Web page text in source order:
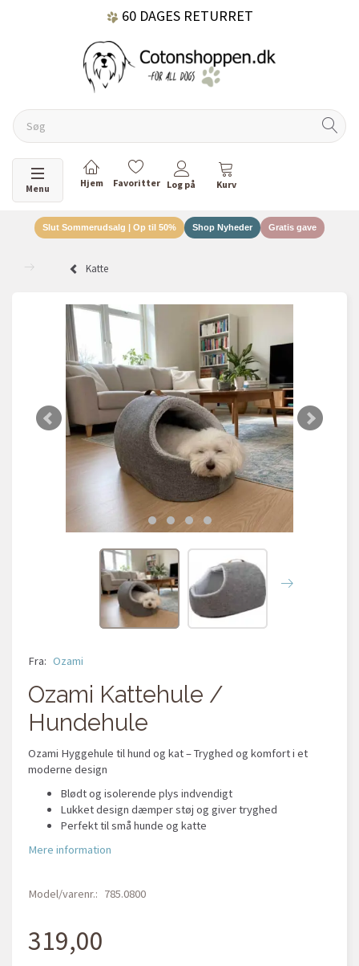
60 DAGES RETURRET
Skifte navigation
Menu
Slut Sommerudsalg | Op til 50% Shop Nyheder Gratis gave
Katte
Fra: Ozami
Ozami Kattehule /
Hundehule
Ozami Hyggehule til hund og kat – Tryghed og komfort i et
moderne design
Blødt og isolerende plys indvendigt
Lukket design dæmper støj og giver tryghed
Perfekt til små hunde og katte
Mere information
Model/varenr.: 785.0800
319,00